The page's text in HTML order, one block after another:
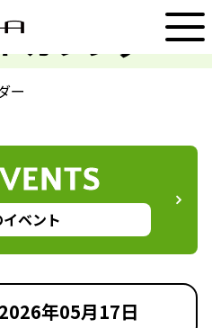
カレンダー
ー
ベント
年05月17日